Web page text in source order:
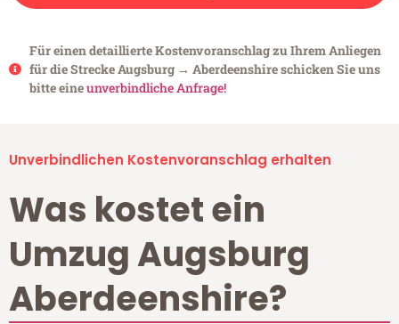
Für einen detaillierte Kostenvoranschlag zu Ihrem Anliegen
für die Strecke Augsburg → Aberdeenshire schicken Sie uns
bitte eineunverbindliche Anfrage!
Unverbindlichen Kostenvoranschlag erhalten
Was kostet ein
Umzug Augsburg
Aberdeenshire?